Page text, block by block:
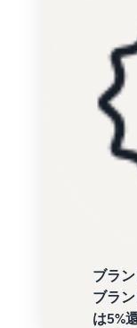
ブラ
ブラ
は5%